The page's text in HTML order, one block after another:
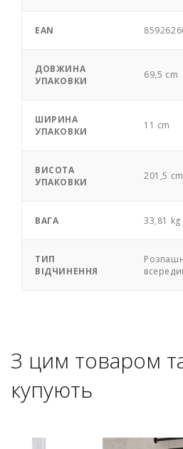
EAN
ДОВЖИНА
УПАКОВКИ
69,5 cm
ШИРИНА
УПАКОВКИ
11 cm
ВИСОТА
УПАКОВКИ
201,5 cm
ВАГА 33,81 kg
ТИП
ВІДЧИНЕННЯ
З цим товаром
купують